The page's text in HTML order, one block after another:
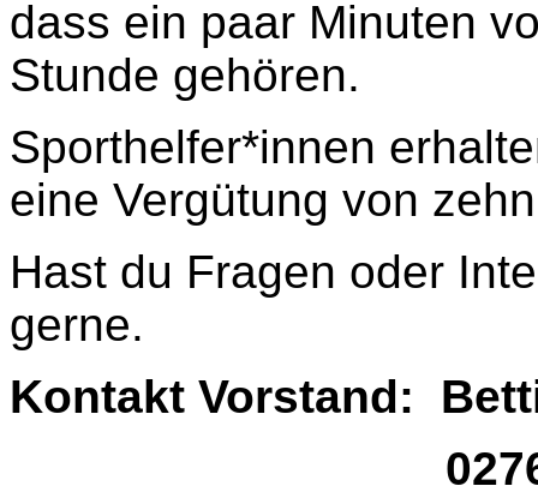
dass ein paar Minuten
Stunde gehören.
Sporthelfer*innen
eine Vergütung von
Hast du Fragen oder
gerne.
Kontakt Vorstand:
02761